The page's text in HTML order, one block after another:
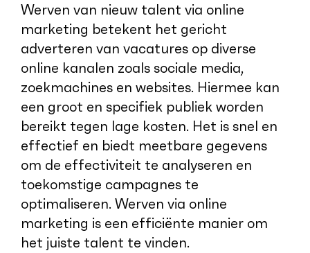
Werven van nieuw talent via online
marketing betekent het gericht
adverteren van vacatures op diverse
online kanalen zoals sociale media,
zoekmachines en websites. Hiermee kan
een groot en specifiek publiek worden
bereikt tegen lage kosten. Het is snel en
effectief en biedt meetbare gegevens
om de effectiviteit te analyseren en
toekomstige campagnes te
optimaliseren. Werven via online
marketing is een efficiënte manier om
het juiste talent te vinden.